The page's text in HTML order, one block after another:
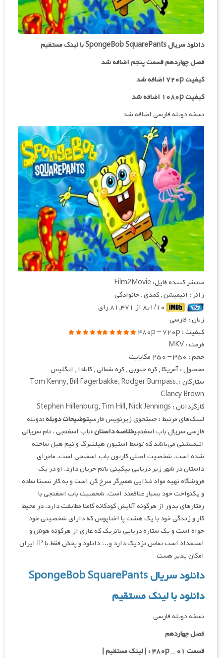
دانلود سریال SpongeBob SquarePants با لینک مستقیم
فصل چهاردهم قسمت پنجم اضافه شد
کیفیت ۷۲۰p اضافه شد
کیفیت ۱۰۸۰p اضافه شد
نسخه دوبله فارسی اضافه شد
منتشر کننده فایل: Film2Movie
ژانر : انیمیشن , کمدی , خانوادگی
زبان : فارسی
کیفیت : ۴۸۰p – ۷۲۰p
فرمت : MKV
حجم : ۳۵۰ – ۲۵۰ مگابایت
محصول : آمریکا , کره جنوبی , کره شمالی , کانادا , انگلیس
ستارگان : Tom Kenny, Bill Fagerbakke, Rodger Bumpass,
Clancy Brown
کارگردانان : Stephen Hillenburg, Tim Hill, Nick Jennings
لینک‌های مرتبط : جستجوی زیرنویس فارسیتوضیحات دوبله :دوبله
فارسی سریال باب اسفنجیخلاصه داستان :باب اسفنجی ، نام سریالی
انیمیشنی می‌باشد که توسط استیون هیلنبرگ و تیم هیل ساخته
شده است. شخصیت اصلی کارتون باب اسفنجی است. ماجرای
داستان در شهر زیر دریایی بیکینی باتم جریان دارد. او در یک
فروشگاه تهیه مواد غذایی همبرگر سرخ کن است و به کار نسبتا ساده
و یکنواخت خود بسیار علاقمند است. شخصیت باب اسفنجی با
رفتارهای بدور از هرگونه آلایش کودکانه کاملا مطابقت دارد. در محیط
کار و زندگی خود با یک هشت پا اختاپوس که دارای شخصیتی خود
خواه است و یک ستاره دریایی پاتریک که عاری از هرگونه هوش و
استعداد است تماس نزدیک دارد و… دانلود و پخش فقط با IP ایران
امکان پذیر هست
دانلود سریال SpongeBob SquarePants
دانلود با لینک مستقیم
نسخه دوبله فارسی
فصل چهاردهم
قسمت ۰۱ _ ۴۸۰p : | لینک مستقیم |